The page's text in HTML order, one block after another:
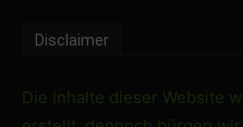
Disclaimer
Die Inhalte dieser Website